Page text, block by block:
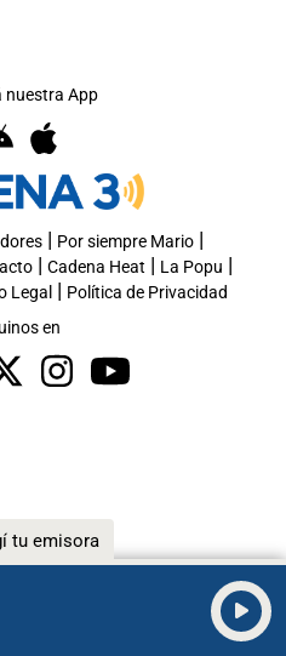
tu emisora
nuestra App
| Por siempre Mario|
| Cadena Heat | La Popu |
Legal | Política de Privacidad
en